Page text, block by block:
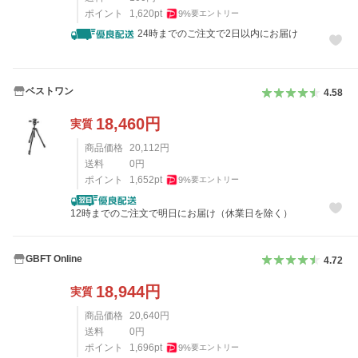
ポイント
1,620pt 9%要エントリー
24時までのご注文で2日以内にお届け
ベストワン 4.58
実質 18,460円
商品価格 20,112 円
送料
0 円
ポイント
1,652pt 9%要エントリー
12時までのご注文で明日にお届け（休業日を除く）
GBFT Online 4.72
実質 18,944円
商品価格 20,640円
送料
0円
ポイント
1,696pt 9%要エントリー